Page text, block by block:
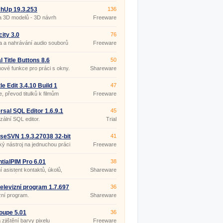
19.3.253
3D modelů - 3D návrh
136
Freeware
3.0
a nahrávání audio souborů
76
Freeware
Title Buttons 8.6
funkce pro práci s okny.
50
Shareware
Edit 3.4.10 Build 1
převod titulků k filmům
47
Freeware
SQL Editor 1.6.9.1
SQL editor.
45
Trial
1.9.3.27038 32-bit
nástroj na jednuchou práci
41
Freeware
Pro 6.01
asistent kontaktů, úkolů,
38
Shareware
program 1.7.697
program.
36
Shareware
5.01
zjištění barvy pixelu
36
Freeware